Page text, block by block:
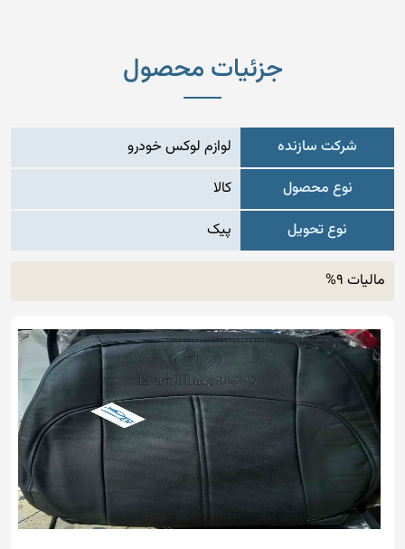
جزئیات محصول
شرکت سازنده
لوازم لوکس خودرو
نوع محصول
کالا
نوع تحویل
پیک
مالیات 9%